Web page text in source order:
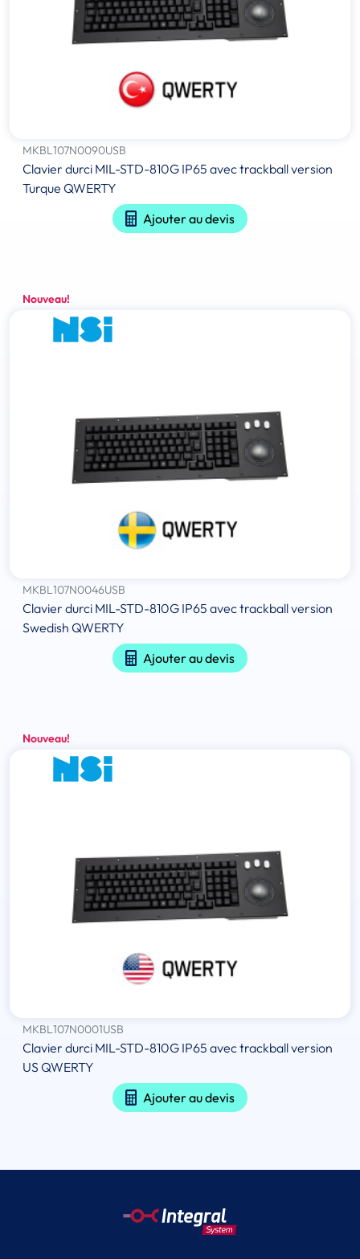
MKBL107N0090USB
Clavier durci MIL-STD-810G IP65 avec trackball version
Turque QWERTY
Ajouter au devis
Nouveau!
MKBL107N0046USB
Clavier durci MIL-STD-810G IP65 avec trackball version
Swedish QWERTY
Ajouter au devis
Nouveau!
MKBL107N0001USB
Clavier durci MIL-STD-810G IP65 avec trackball version
US QWERTY
Ajouter au devis